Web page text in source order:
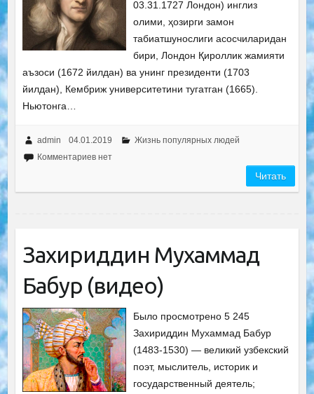
03.31.1727 Лондон) инглиз
олими, ҳозирги замон
табиатшунослиги асосчиларидан
бири, Лондон Қироллик жамияти
аъзоси (1672 йилдан) ва унинг президенти (1703
йилдан), Кембриж университетини тугатган (1665).
Ньютонга…
admin 04.01.2019
Жизнь популярных людей
Комментариев нет
Читать
Захириддин Мухаммад
Бабур (видео)
Было просмотрено 5 245
Захириддин Мухаммад Бабур
(1483-1530) — великий узбекский
поэт, мыслитель, историк и
государственный деятель;